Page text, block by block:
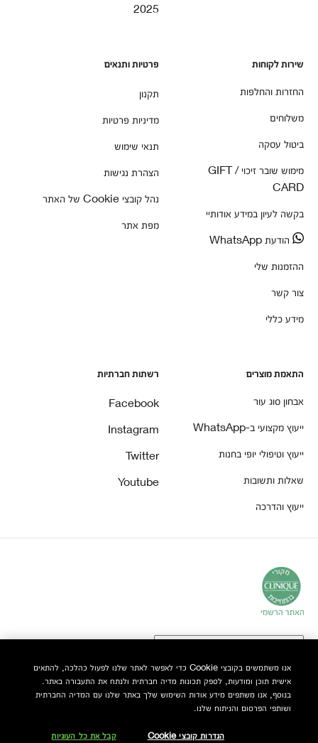
2025
שירות לקוחות
החזרות והחלפות
משלוחים
ביטול עסקה
מימוש שובר זיכוי / GIFT
CARD
בקשה לעיון במידע אודותיי
הודעת WhatsApp
ההזמנות שלי
צור קשר
מידע כללי
פרטיות ותנאים
תקנון
מדיניות פרטיות
תנאי שימוש
הצהרת נגישות
נהל קובצי Cookie של האתר
מפת אתר
התאמת מוצרים
אבחון סוג עור
ייעוץ מקצועי ב-WhatsApp
ייעוץ וטיפולי יופי בחנות
שאלות ותשובות
ייעוץ והדרכה
רשתות חברתיות
Facebook
Instagram
Twitter
Youtube
אנו משתמשים בקובצי Cookie כדי לאפשר לאתר שלנו לפעול כהלכה, להתאים
אישית תוכן ומודעות, לספק תכונות מדיה חברתית ולנתח את התעבורה באתר.
בנוסף, אנו משתפים מידע אודות השימוש שלך באתר שלנו עם המדיה החברתית
ושותפי הפרסום והניתוח שלנו.
הגדרות קובצי Cookie קבל את כל העוגיות